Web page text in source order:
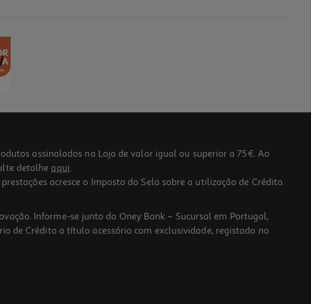
assinalados na Loja de valor igual ou superior a 75€. Ao
detalhe aqui.
acresce o Imposto do Selo sobre a utilização de Crédito.
Informe-se junto do Oney Bank – Sucursal em Portugal,
de Crédito a título acessório com exclusividade, registado no